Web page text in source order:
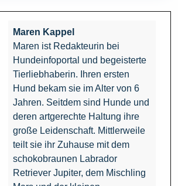
Maren Kappel
Maren ist Redakteurin bei
Hundeinfoportal und begeisterte
Tierliebhaberin. Ihren ersten
Hund bekam sie im Alter von 6
Jahren. Seitdem sind Hunde und
deren artgerechte Haltung ihre
große Leidenschaft. Mittlerweile
teilt sie ihr Zuhause mit dem
schokobraunen Labrador
Retriever Jupiter, dem Mischling